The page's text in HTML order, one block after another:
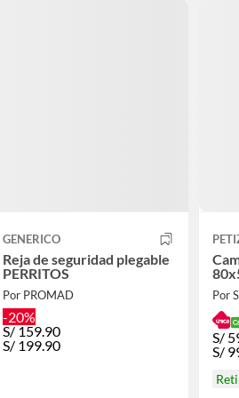
GENERICO
Reja de seguridad plegable
PERRITOS
Por PROMAD
-20%
S/159.90
S/ 199.90
Por
S/
S/